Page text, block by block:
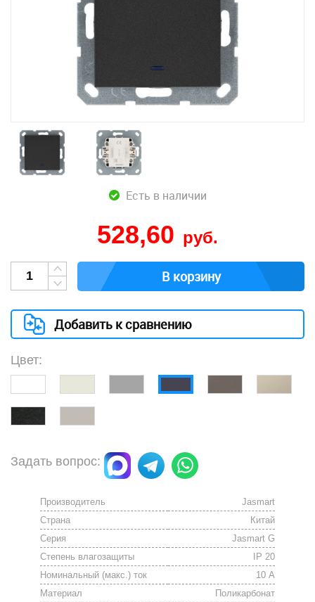
Есть в наличии
528,60 руб.
В корзину
Добавить к сравнению
Цвет:
Задать вопрос:
Производитель
Jasmart
Страна
Китай
Серия
Jasmart G
Степень влагозащиты
IP 20
Номинальный (макс.) ток
10 А
Материал
Поликарбонат